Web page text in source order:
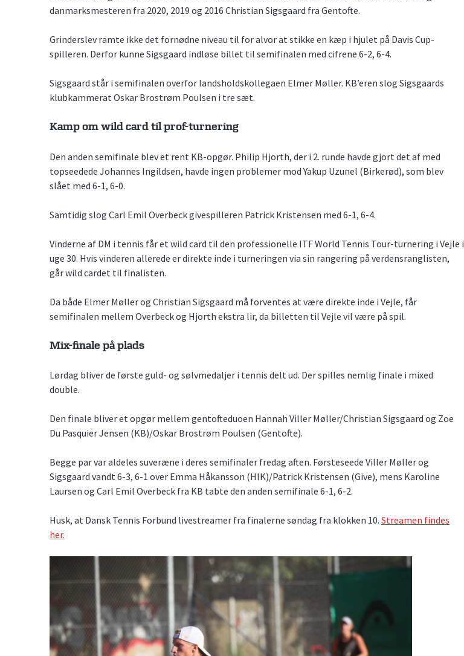
danmarksmesteren fra 2020, 2019 og 2016 Christian Sigsgaard fra Gentofte.
Grinderslev ramte ikke det fornødne niveau til for alvor at stikke en kæp i hjulet på Davis Cup-
spilleren. Derfor kunne Sigsgaard indløse billet til semifinalen med cifrene 6-2, 6-4.
Sigsgaard står i semifinalen overfor landsholdskollegaen Elmer Møller. KB’eren slog Sigsgaards
klubkammerat Oskar Brostrøm Poulsen i tre sæt.
Kamp om wild card til prof-turnering
Den anden semifinale blev et rent KB-opgør. Philip Hjorth, der i 2. runde havde gjort det af med
topseedede Johannes Ingildsen, havde ingen problemer mod Yakup Uzunel (Birkerød), som blev
slået med 6-1, 6-0.
Samtidig slog Carl Emil Overbeck givespilleren Patrick Kristensen med 6-1, 6-4.
Vinderne af DM i tennis får et wild card til den professionelle ITF World Tennis Tour-turnering i Vejle i
uge 30. Hvis vinderen allerede er direkte inde i turneringen via sin rangering på verdensranglisten,
går wild cardet til finalisten.
Da både Elmer Møller og Christian Sigsgaard må forventes at være direkte inde i Vejle, får
semifinalen mellem Overbeck og Hjorth ekstra lir, da billetten til Vejle vil være på spil.
Mix-finale på plads
Lørdag bliver de første guld- og sølvmedaljer i tennis delt ud. Der spilles nemlig finale i mixed
double.
Den finale bliver et opgør mellem gentofteduoen Hannah Viller Møller/Christian Sigsgaard og Zoe
Du Pasquier Jensen (KB)/Oskar Brostrøm Poulsen (Gentofte).
Begge par var aldeles suveræne i deres semifinaler fredag aften. Førsteseede Viller Møller og
Sigsgaard vandt 6-3, 6-1 over Emma Håkansson (HIK)/Patrick Kristensen (Give), mens Karoline
Laursen og Carl Emil Overbeck fra KB tabte den anden semifinale 6-1, 6-2.
Husk, at Dansk Tennis Forbund livestreamer fra finalerne søndag fra klokken 10. Streamen findes
her.